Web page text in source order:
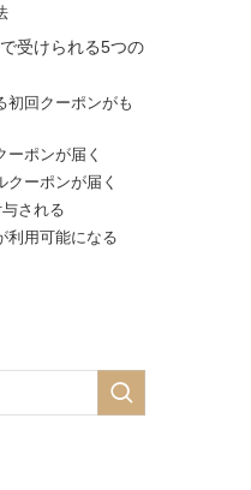
受けられる5つの
初回クーポンがも
ーポンが届く
クーポンが届く
される
利用可能になる